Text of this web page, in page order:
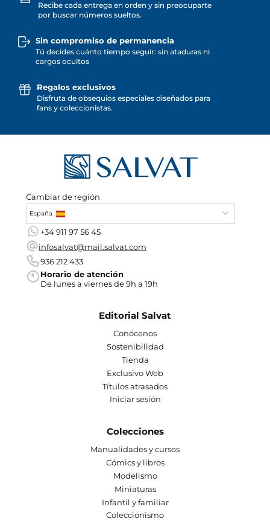
Recibe cada entrega en orden y sin preocuparte
por buscar números sueltos.
Sin compromiso de permanencia
Tú decides cuánto tiempo seguir: sin ataduras ni
cargos ocultos
Regalos exclusivos
Disfruta de obsequios especiales diseñados para
fans y coleccionistas.
Cambiar de región
España
+34 911 97 56 45
infosalvat@mail.salvat.com
936 212 433
Horario de atención
De lunes a viernes de 9h a 19h
Editorial Salvat
Conócenos
Sostenibilidad
Tienda
Exclusivo Web
Títulos atrasados
Iniciar sesión
Colecciones
Manualidades y cursos
Cómics y libros
Modelismo
Miniaturas
Infantil y familiar
Coleccionismo